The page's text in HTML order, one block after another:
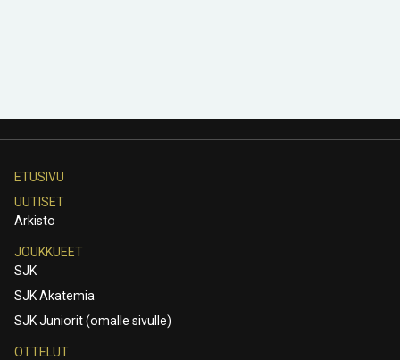
ETUSIVU
UUTISET
Arkisto
JOUKKUEET
SJK
SJK Akatemia
SJK Juniorit (omalle sivulle)
OTTELUT